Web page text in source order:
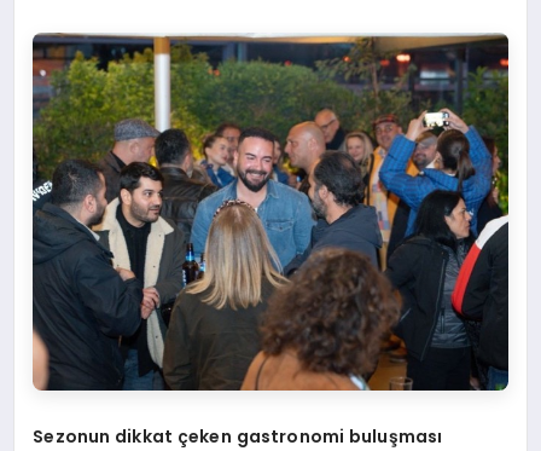
Sezonun dikkat çeken gastronomi buluşması